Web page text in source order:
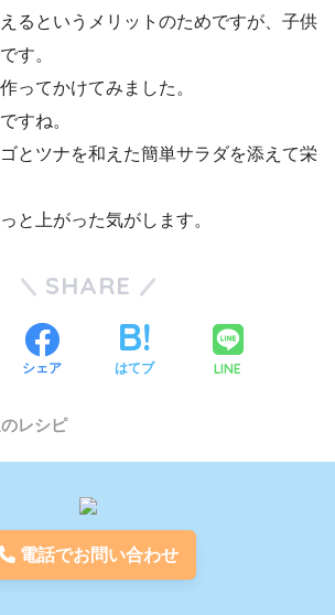
るというメリットのためですが、子供
す。
ってかけてみました。
すね。
とツナを和えた簡単サラダを添えて栄
と上がった気がします。
SHARE
シェア はてブ LINE
レシピ
電話でお問い合わせ